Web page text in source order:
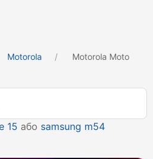
Motorola
Motorola Moto
15 або samsung m54